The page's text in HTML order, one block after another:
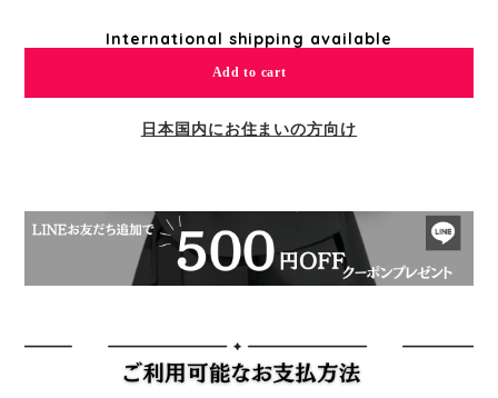
International shipping available
Add to cart
日本国内にお住まいの方向け